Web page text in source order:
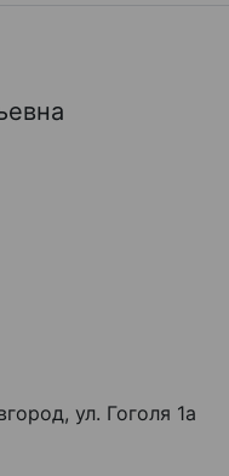
ул. Гоголя 1а